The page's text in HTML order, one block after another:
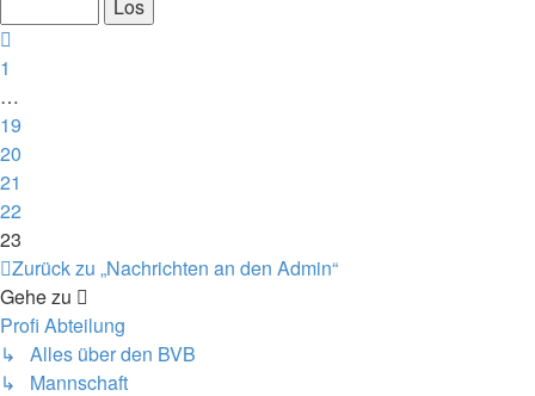
23
1
…
19
20
21
22
23
Zurück zu „Nachrichten an den Admin“
Gehe zu
Profi Abteilung
↳ Alles über den BVB
↳ Mannschaft